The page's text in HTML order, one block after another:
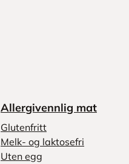
Allergivennlig mat
Glutenfritt
Melk- og laktosefri
Uten egg